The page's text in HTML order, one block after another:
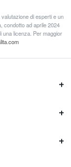
di esperti e un
condotto ad aprile 2024
una licenza. Per maggior